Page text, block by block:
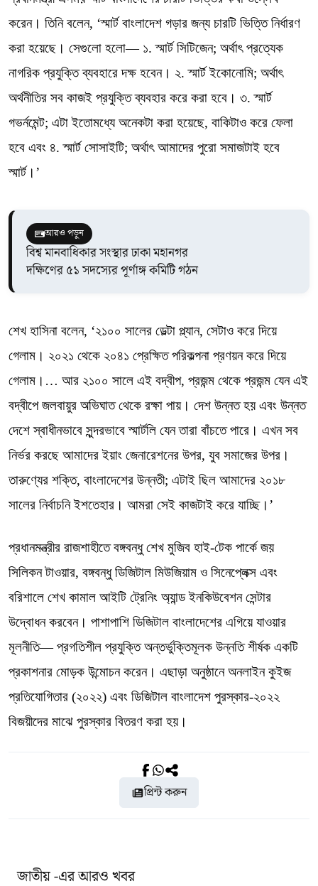
করেন। তিনি বলেন, ‘স্মার্ট বাংলাদেশ গড়ার জন্য চারটি ভিত্তি নির্ধারণ
করা হয়েছে। সেগুলো হলো— ১. স্মার্ট সিটিজেন; অর্থাৎ প্রত্যেক
নাগরিক প্রযুক্তি ব্যবহারে দক্ষ হবেন। ২. স্মার্ট ইকোনোমি; অর্থাৎ
অর্থনীতির সব কাজই প্রযুক্তি ব্যবহার করে করা হবে। ৩. স্মার্ট
গভর্নমেন্ট; এটা ইতোমধ্যে অনেকটা করা হয়েছে, বাকিটাও করে ফেলা
হবে এবং ৪. স্মার্ট সোসাইটি; অর্থাৎ আমাদের পুরো সমাজটাই হবে
স্মার্ট।’
আরও পড়ুন
বিশ্ব মানবাধিকার সংস্থার ঢাকা মহানগর
দক্ষিণের ৫১ সদস্যের পূর্ণাঙ্গ কমিটি গঠন
শেখ হাসিনা বলেন, ‘২১০০ সালের ডেল্টা প্ল্যান, সেটাও করে দিয়ে
গেলাম। ২০২১ থেকে ২০৪১ প্রেক্ষিত পরিকল্পনা প্রণয়ন করে দিয়ে
গেলাম।… আর ২১০০ সালে এই বদ্বীপ, প্রজন্ম থেকে প্রজন্ম যেন এই
বদ্বীপে জলবায়ুর অভিঘাত থেকে রক্ষা পায়। দেশ উন্নত হয় এবং উন্নত
দেশে স্বাধীনভাবে সুন্দরভাবে স্মার্টলি যেন তারা বাঁচতে পারে। এখন সব
নির্ভর করছে আমাদের ইয়াং জেনারেশনের উপর, যুব সমাজের উপর।
তারুণ্যের শক্তি, বাংলাদেশের উন্নতী; এটাই ছিল আমাদের ২০১৮
সালের নির্বাচনি ইশতেহার। আমরা সেই কাজটাই করে যাচ্ছি।’
প্রধানমন্ত্রীর রাজশাহীতে বঙ্গবন্ধু শেখ মুজিব হাই-টেক পার্কে জয়
সিলিকন টাওয়ার, বঙ্গবন্ধু ডিজিটাল মিউজিয়াম ও সিনেপ্লেক্স এবং
বরিশালে শেখ কামাল আইটি ট্রেনিং অ্যান্ড ইনকিউবেশন সেন্টার
উদ্বোধন করবেন। পাশাপাশি ডিজিটাল বাংলাদেশের এগিয়ে যাওয়ার
মূলনীতি— প্রগতিশীল প্রযুক্তি অন্তর্ভুক্তিমূলক উন্নতি শীর্ষক একটি
প্রকাশনার মোড়ক উন্মোচন করেন। এছাড়া অনুষ্ঠানে অনলাইন কুইজ
প্রতিযোগিতার (২০২২) এবং ডিজিটাল বাংলাদেশ পুরস্কার-২০২২
বিজয়ীদের মাঝে পুরস্কার বিতরণ করা হয়।
প্রিন্ট করুন
জাতীয় -এর আরও খবর